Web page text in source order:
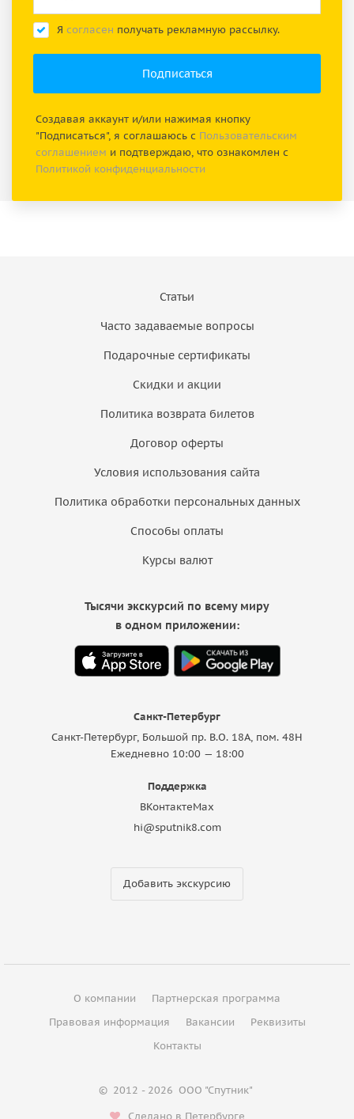
Я согласен получать рекламную рассылку.
Создавая аккаунт и/или нажимая кнопку
"Подписаться", я соглашаюсь с Пользовательским
соглашением и подтверждаю, что ознакомлен с
Политикой конфиденциальности
Статьи
Часто задаваемые вопросы
Подарочные сертификаты
Скидки и акции
Политика возврата билетов
Договор оферты
Условия использования сайта
Политика обработки персональных данных
Способы оплаты
Курсы валют
Санкт-Петербург
Санкт-Петербург, Большой пр. В.О. 18A, пом. 48Н
Ежедневно 10:00 — 18:00
Поддержка
ВКонтактеMax
hi@sputnik8.com
Добавить экскурсию
Тысячи экскурсий по всему миру
в одном приложении:
О компании
Партнерская программа
Правовая информация
Вакансии
Реквизиты
Контакты
© 2012 - 2026 ООО "Спутник"
Сделано в Петербурге